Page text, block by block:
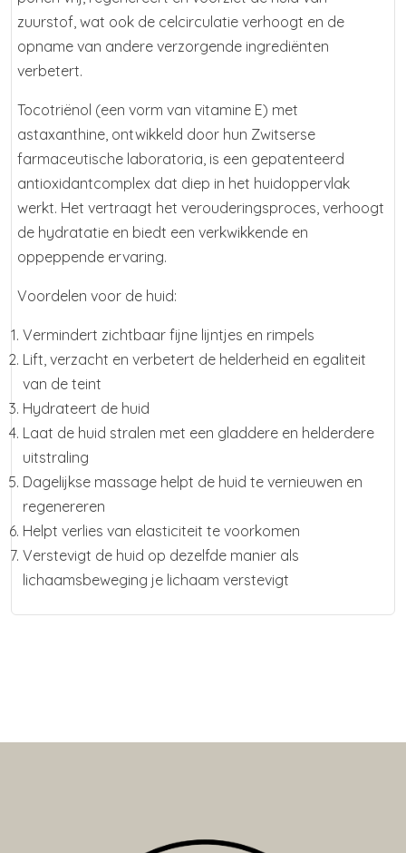
zuurstof, wat ook de celcirculatie verhoogt en de
opname van andere verzorgende ingrediënten
verbetert.
Tocotriënol (een vorm van vitamine E) met
astaxanthine, ontwikkeld door hun Zwitserse
farmaceutische laboratoria, is een gepatenteerd
antioxidantcomplex dat diep in het huidoppervlak
werkt. Het vertraagt het verouderingsproces, verhoogt
de hydratatie en biedt een verkwikkende en
oppeppende ervaring.
Voordelen voor de huid:
Vermindert zichtbaar fijne lijntjes en rimpels
Lift, verzacht en verbetert de helderheid en egaliteit
van de teint
Hydrateert de huid
Laat de huid stralen met een gladdere en helderdere
uitstraling
Dagelijkse massage helpt de huid te vernieuwen en
regenereren
Helpt verlies van elasticiteit te voorkomen
Verstevigt de huid op dezelfde manier als
lichaamsbeweging je lichaam verstevigt